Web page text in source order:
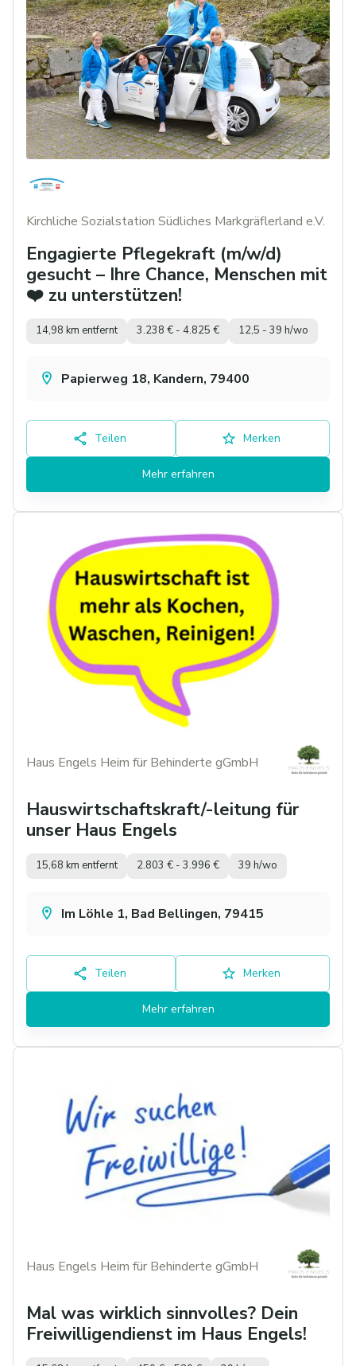
Kirchliche Sozialstation Südliches Markgräflerland e.V.
Engagierte Pflegekraft (m/w/d)
gesucht – Ihre Chance, Menschen mit
❤️ zu unterstützen!
14,98 km entfernt 3.238 € - 4.825 € 12,5 - 39 h/wo
Papierweg 18, Kandern, 79400
Teilen Merken
Mehr erfahren
Haus Engels Heim für Behinderte gGmbH
Hauswirtschaftskraft/-leitung für
unser Haus Engels
15,68 km entfernt 2.803 € - 3.996 € 39 h/wo
Im Löhle 1, Bad Bellingen, 79415
Teilen Merken
Mehr erfahren
Haus Engels Heim für Behinderte gGmbH
Mal was wirklich sinnvolles? Dein
Freiwilligendienst im Haus Engels!